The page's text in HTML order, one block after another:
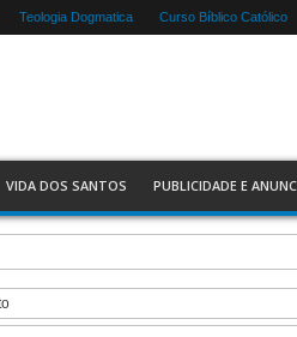
Teologia Dogmatica Curso Bíblico Católico
VIDA DOS SANTOS PUBLICIDADE E